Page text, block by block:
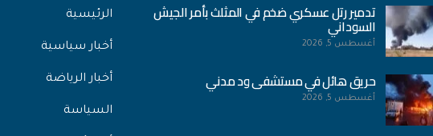
تدمير رتل عسكري ضخم في المثلث بأمر الجيش
السوداني
أغسطس 5, 2026
حريق هائل في مستشفى ود مدني
أغسطس 5, 2026
الرئيسية
أخبار سياسية
أخبار الرياضة
السياسة